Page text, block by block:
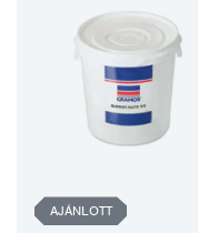
AJÁNLOTT